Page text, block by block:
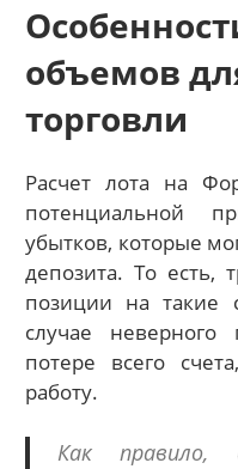
объемов
торговли
Расчет лота на
потенциальной
убытков, которые
депозита. То есть,
позиции на такие
случае
потере всего
работу.
Как правило,